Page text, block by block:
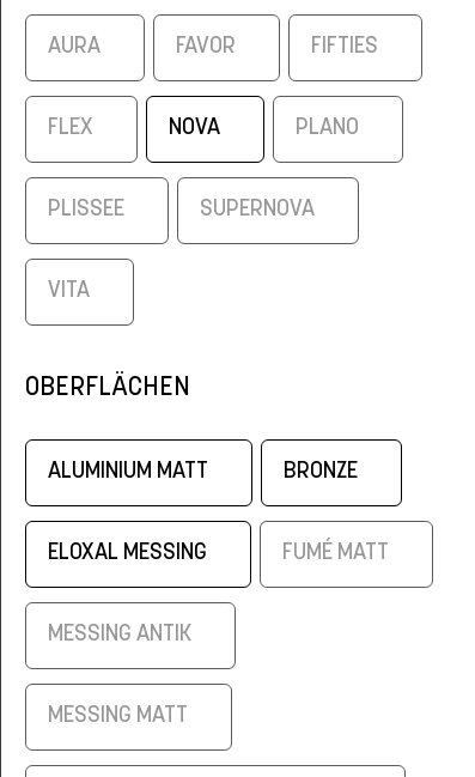
AURA FAVOR FIFTIES
FLEX NOVA PLANO
PLISSEE SUPERNOVA
VITA
OBERFLÄCHEN
ALUMINIUM MATT BRONZE
ELOXAL MESSING FUMÉ MATT
MESSING ANTIK
MESSING MATT